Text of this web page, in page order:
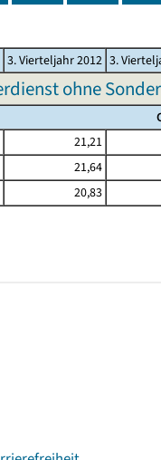
3. Vierteljahr 2012 3.
ohne
21,21
21,64
20,83